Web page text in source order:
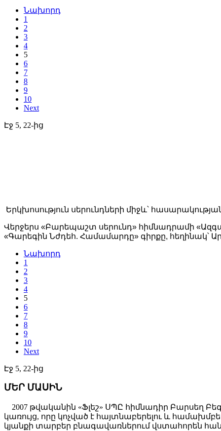
Նախորդ
1
2
3
4
5
6
7
8
9
10
Next
Էջ 5, 22-ից
Երկխոսություն սերունդների միջև՝
Վերջերս «Բարեպաշտ սերունդ» հիմնադրամի
«Գարեգին Նժդեհ. Համամարդը» գիրքը, հեղինակ՝
Նախորդ
1
2
3
4
5
6
7
8
9
10
Next
Էջ 5, 22-ից
ՄԵՐ ՄԱՍԻՆ
2007 թվականին «Ֆլեշ» ՍՊԸ հիմնադիր Բարսեղ
կառույց, որը կոչված է հայտնաբերելու և
կյանքի տարբեր բնագավառներում վստահորեն